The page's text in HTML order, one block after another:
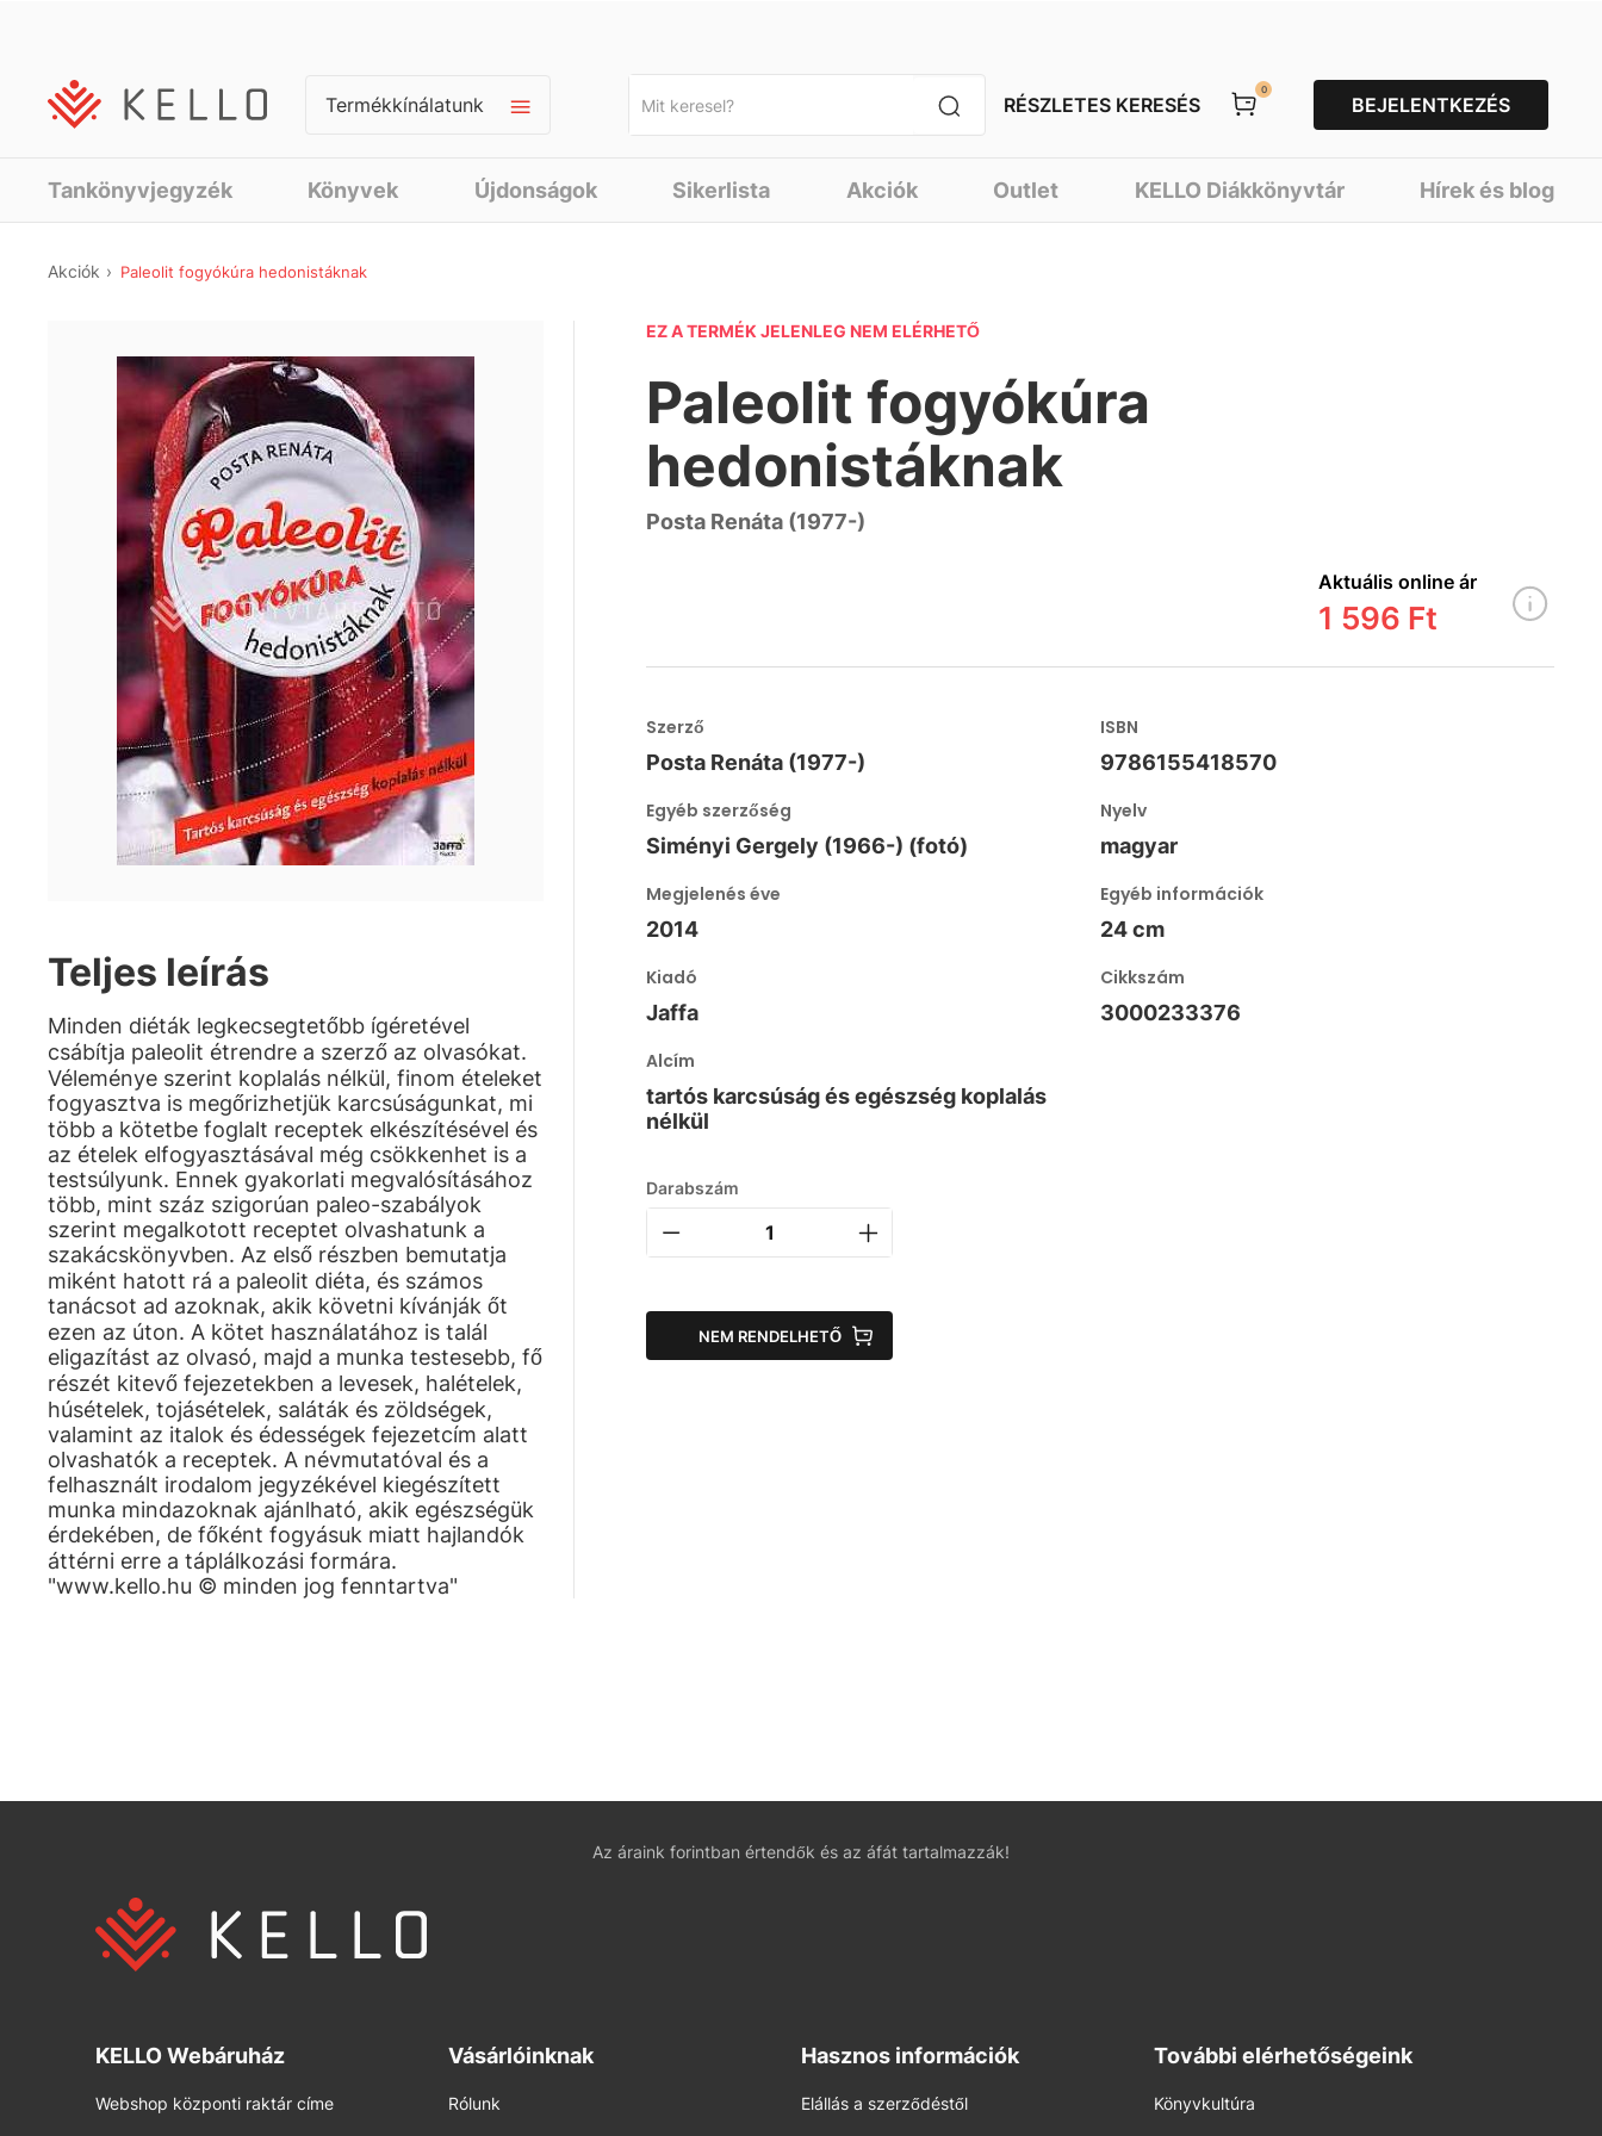
Termékkínálatunk RÉSZLETES KERESÉS
0
BEJELENTKEZÉS
Tankönyvjegyzék Könyvek Újdonságok Sikerlista Akciók Outlet KELLO Diákkönyvtár Hírek és blog
Akciók Paleolit fogyókúra hedonistáknak
Teljes leírás
Minden diéták legkecsegtetőbb ígéretével
csábítja paleolit étrendre a szerző az olvasókat.
Véleménye szerint koplalás nélkül, finom ételeket
fogyasztva is megőrizhetjük karcsúságunkat, mi
több a kötetbe foglalt receptek elkészítésével és
az ételek elfogyasztásával még csökkenhet is a
testsúlyunk. Ennek gyakorlati megvalósításához
több, mint száz szigorúan paleo-szabályok
szerint megalkotott receptet olvashatunk a
szakácskönyvben. Az első részben bemutatja
miként hatott rá a paleolit diéta, és számos
tanácsot ad azoknak, akik követni kívánják őt
ezen az úton. A kötet használatához is talál
eligazítást az olvasó, majd a munka testesebb, fő
részét kitevő fejezetekben a levesek, halételek,
húsételek, tojásételek, saláták és zöldségek,
valamint az italok és édességek fejezetcím alatt
olvashatók a receptek. A névmutatóval és a
felhasznált irodalom jegyzékével kiegészített
munka mindazoknak ajánlható, akik egészségük
érdekében, de főként fogyásuk miatt hajlandók
áttérni erre a táplálkozási formára.
"www.kello.hu © minden jog fenntartva"
EZ A TERMÉK JELENLEG NEM ELÉRHETŐ
Paleolit fogyókúra
hedonistáknak
Posta Renáta (1977-)
Aktuális online ár
1 596 Ft
Szerző
Posta Renáta (1977-)
ISBN
9786155418570
Egyéb szerzőség
Siményi Gergely (1966-) (fotó)
Nyelv
magyar
Megjelenés éve
2014
Egyéb információk
24 cm
Kiadó
Jaffa
Cikkszám
3000233376
Alcím
tartós karcsúság és egészség koplalás
nélkül
Darabszám
NEM RENDELHETŐ
Az áraink forintban értendők és az áfát tartalmazzák!
KELLO Webáruház
Webshop központi raktár címe
Vásárlóinknak
Rólunk
Hasznos információk
Elállás a szerződéstől
További elérhetőségeink
Könyvkultúra